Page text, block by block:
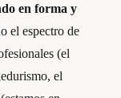
en forma y
el espectro de
(el
el